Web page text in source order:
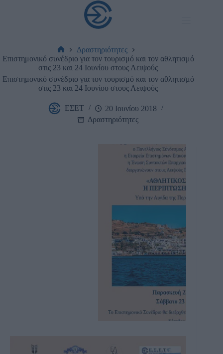
Αρχική
σελίδα
Δραστηριότητες
Επιστημονικό συνέδριο για τον τουρισμό και τον αθλητισμό
στις 23 και 24 Ιουνίου στους Λειψούς
Επιστημονικό συνέδριο για τον τουρισμό και τον αθλητισμό
στις 23 και 24 Ιουνίου στους Λειψούς
ΕΣΕΤ
20 Ιουνίου 2018
Δραστηριότητες